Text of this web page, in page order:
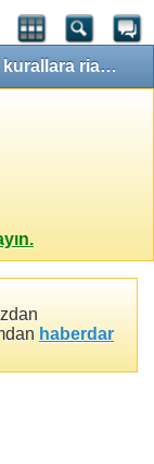
Lütfen forum kurallarını okuyunuz ve kurallara riayet ediniz!
haberdar